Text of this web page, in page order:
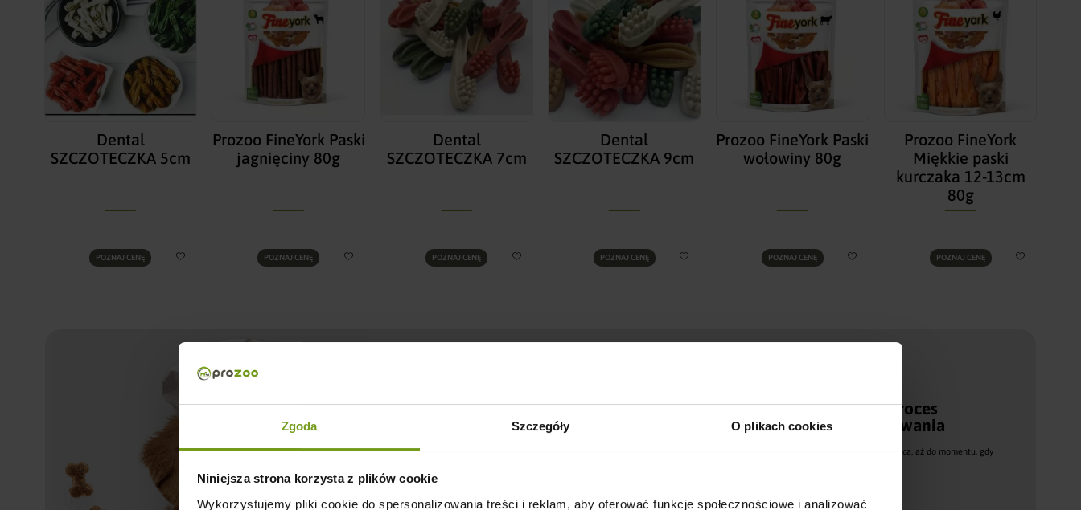
Zgoda Szczegóły O plikach cookies
Niniejsza strona korzysta z plików cookie
Wykorzystujemy pliki cookie do spersonalizowania treści i reklam, aby oferować funkcje społecznościowe i analizować
Dental
SZCZOTECZKA 5cm
POZNAJ CENĘ
Prozoo FineYork Paski
jagnięciny 80g
POZNAJ CENĘ
Dental
SZCZOTECZKA 7cm
POZNAJ CENĘ
Dental
SZCZOTECZKA 9cm
POZNAJ CENĘ
Prozoo FineYork Paski
wołowiny 80g
POZNAJ CENĘ
Prozoo FineYork
Miękkie paski
kurczaka 12-13cm
80g
POZNAJ CENĘ
Zaufani dostawcy
Nasze mięsa pochodzą wyłącznie z certyfikowanych
Nadzorowany proces
produkcji i pakowania
Od momentu pozyskania surowca, aż do momentu, gdy